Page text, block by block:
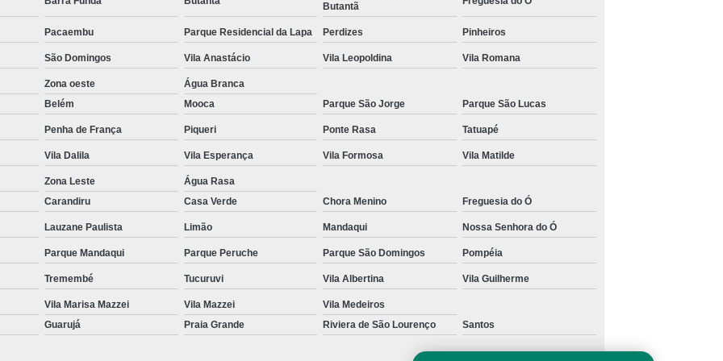
Butantã
Pacaembu Parque Residencial da Lapa Perdizes Pinheiros
São Domingos Vila Anastácio Vila Leopoldina Vila Romana
Zona oeste
Água Branca
Belém Mooca Parque São Jorge Parque São Lucas
Penha de França Piqueri Ponte Rasa Tatuapé
Vila Dalila Vila Esperança Vila Formosa Vila Matilde
Zona Leste
Água Rasa
Carandiru Casa Verde Chora Menino Freguesia do Ó
Lauzane Paulista Limão Mandaqui Nossa Senhora do Ó
Parque Mandaqui Parque Peruche Parque São Domingos Pompéia
Tremembé Tucuruvi Vila Albertina Vila Guilherme
Vila Marisa Mazzei Vila Mazzei
Vila Medeiros
Guarujá Praia Grande Riviera de São Lourenço Santos